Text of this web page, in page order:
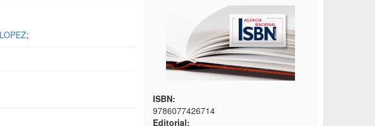
;
ISBN:
9786077426714
Editorial: